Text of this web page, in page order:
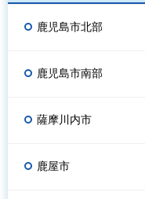
鹿児島市北部
鹿児島市南部
薩摩川内市
鹿屋市